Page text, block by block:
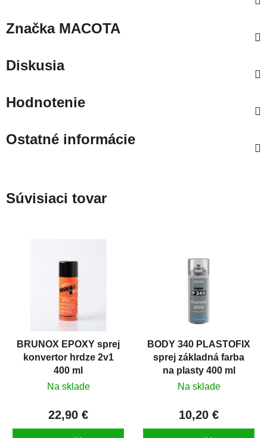
ZnačkaMACOTA
Diskusia
Hodnotenie
Ostatné informácie
Súvisiaci tovar
BRUNOX EPOXY sprej
konvertor hrdze 2v1
400 ml
Na sklade
22,90 €
BODY 340 PLASTOFIX
sprej základná farba
na plasty 400 ml
Na sklade
10,20 €